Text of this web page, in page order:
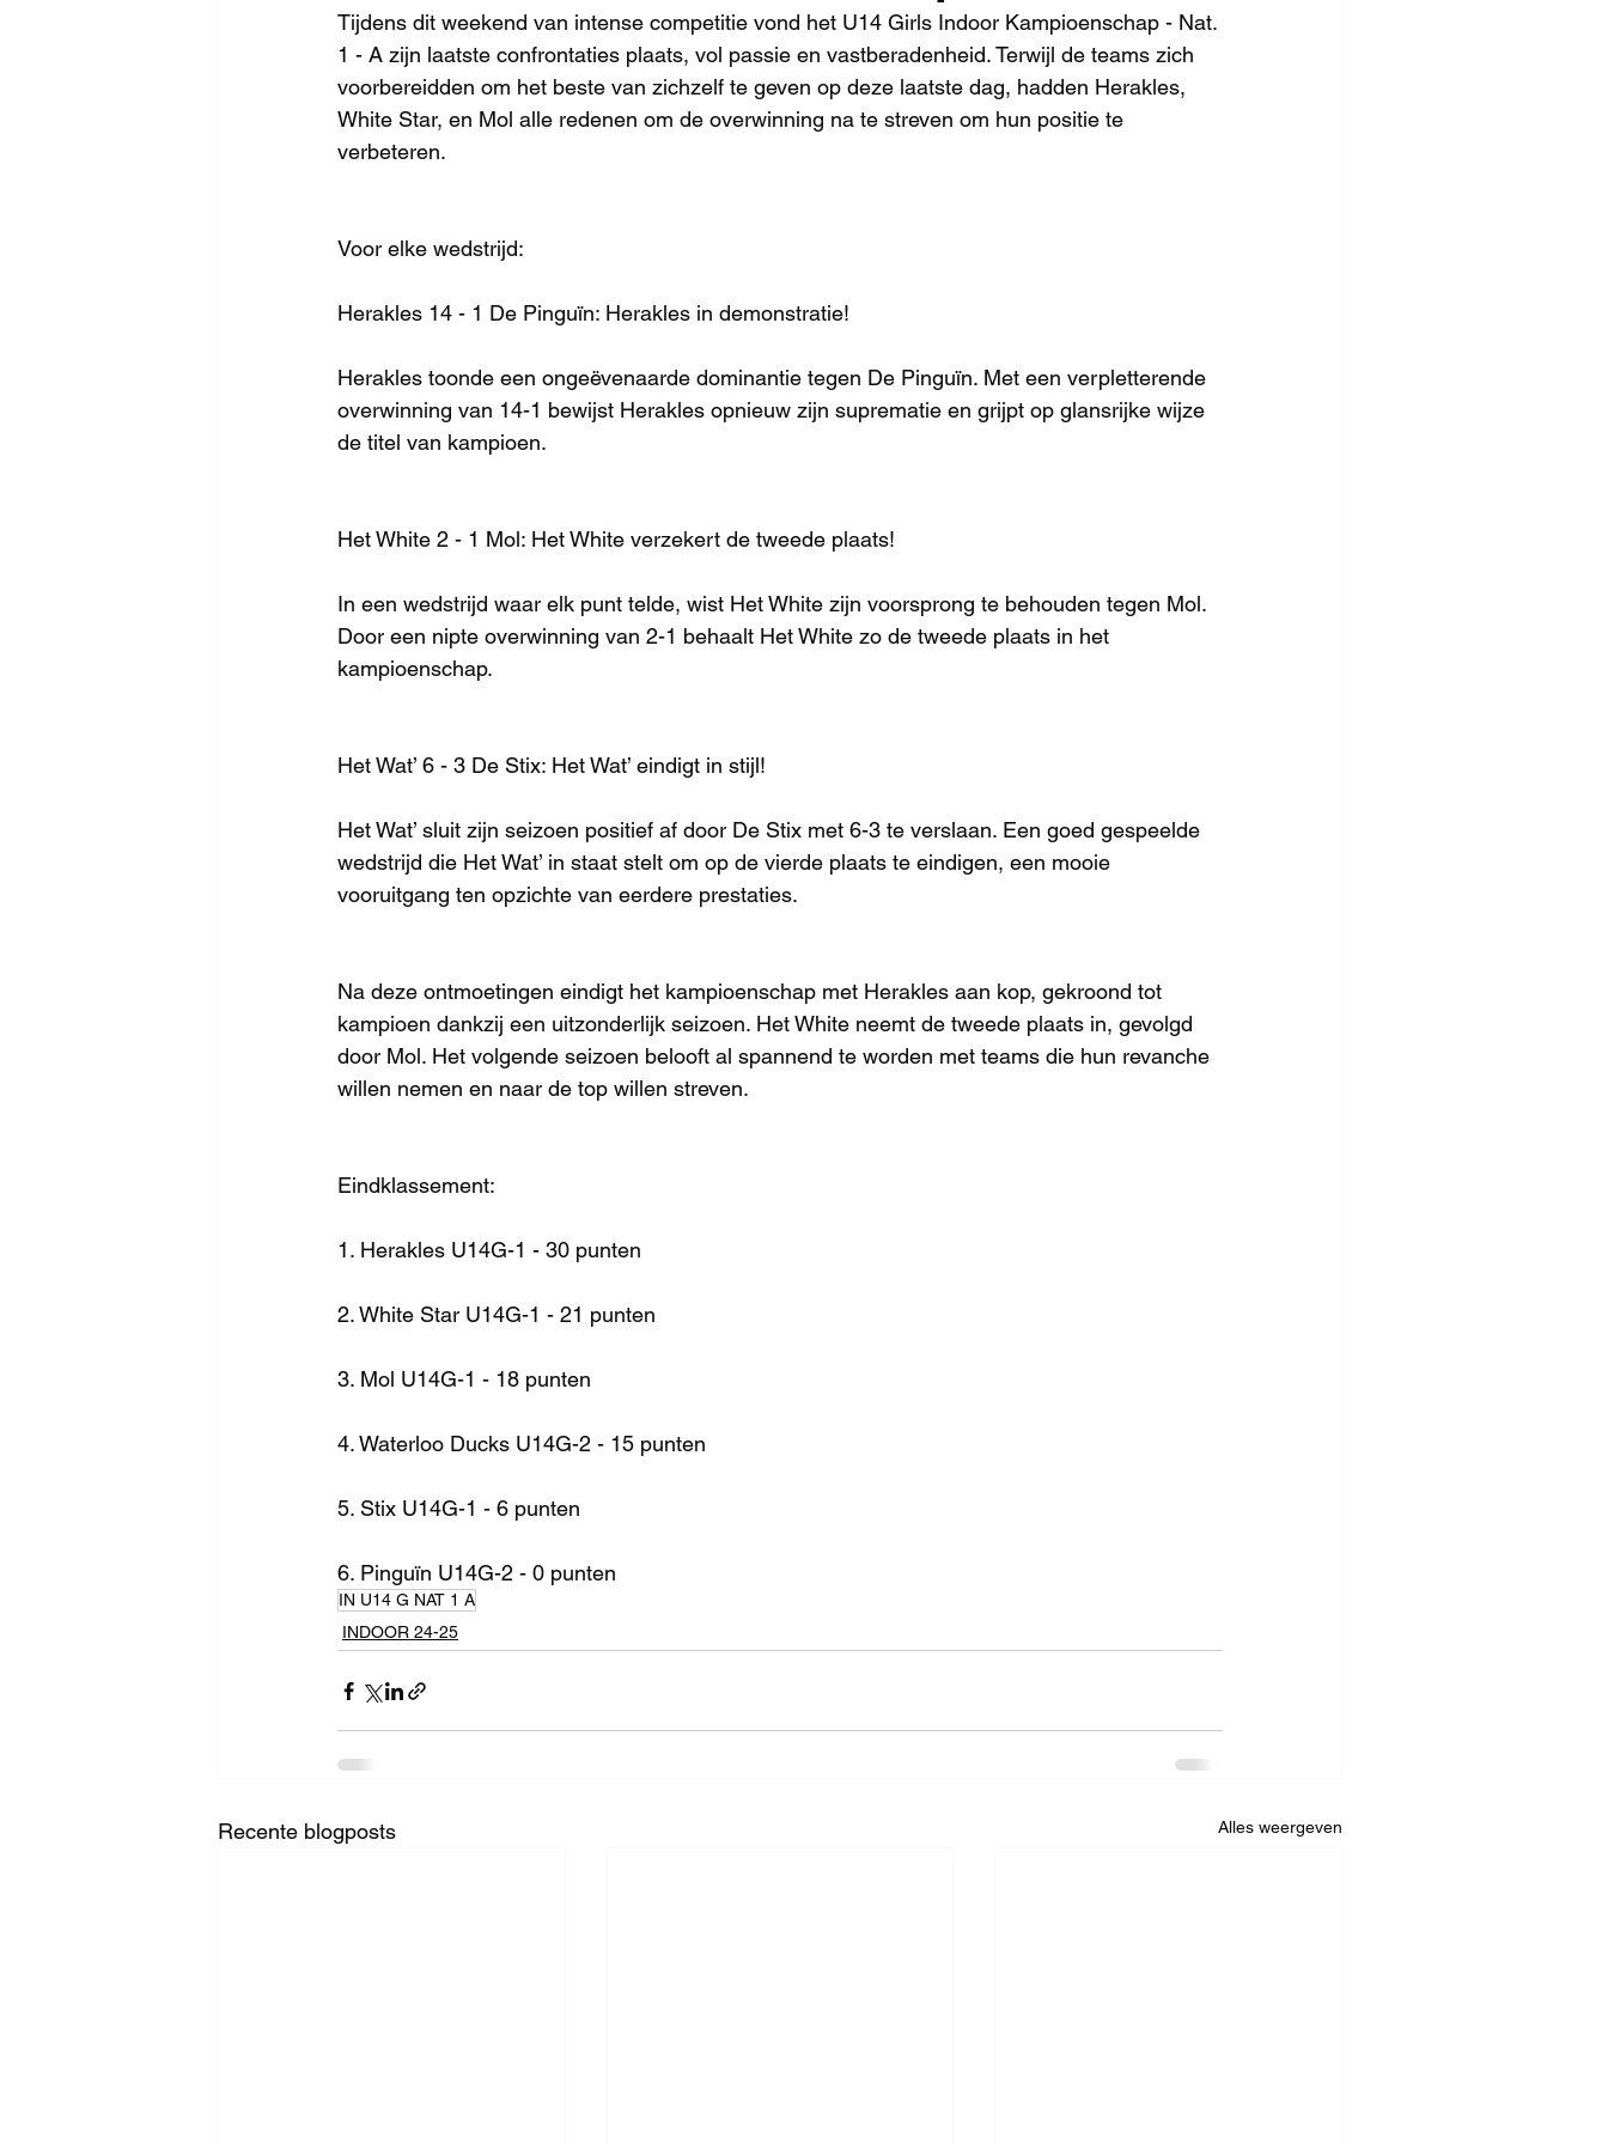
Tijdens dit weekend van intense competitie vond het U14 Girls Indoor Kampioenschap - Nat.
1 - A zijn laatste confrontaties plaats, vol passie en vastberadenheid. Terwijl de teams zich
voorbereidden om het beste van zichzelf te geven op deze laatste dag, hadden Herakles,
White Star, en Mol alle redenen om de overwinning na te streven om hun positie te
verbeteren.
Voor elke wedstrijd:
Herakles 14 - 1 De Pinguïn: Herakles in demonstratie!
Herakles toonde een ongeëvenaarde dominantie tegen De Pinguïn. Met een verpletterende
overwinning van 14-1 bewijst Herakles opnieuw zijn suprematie en grijpt op glansrijke wijze
de titel van kampioen.
Het White 2 - 1 Mol: Het White verzekert de tweede plaats!
In een wedstrijd waar elk punt telde, wist Het White zijn voorsprong te behouden tegen Mol.
Door een nipte overwinning van 2-1 behaalt Het White zo de tweede plaats in het
kampioenschap.
Het Wat’ 6 - 3 De Stix: Het Wat’ eindigt in stijl!
Het Wat’ sluit zijn seizoen positief af door De Stix met 6-3 te verslaan. Een goed gespeelde
wedstrijd die Het Wat’ in staat stelt om op de vierde plaats te eindigen, een mooie
vooruitgang ten opzichte van eerdere prestaties.
Na deze ontmoetingen eindigt het kampioenschap met Herakles aan kop, gekroond tot
kampioen dankzij een uitzonderlijk seizoen. Het White neemt de tweede plaats in, gevolgd
door Mol. Het volgende seizoen belooft al spannend te worden met teams die hun revanche
willen nemen en naar de top willen streven.
Eindklassement:
1. Herakles U14G-1 - 30 punten
2. White Star U14G-1 - 21 punten
3. Mol U14G-1 - 18 punten
4. Waterloo Ducks U14G-2 - 15 punten
5. Stix U14G-1 - 6 punten
6. Pinguïn U14G-2 - 0 punten
IN U14 G NAT 1 A
INDOOR 24-25
Recente blogposts Alles weergeven